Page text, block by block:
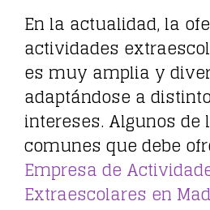
En la actualidad, la
actividades
es muy amplia y
adaptándose a
intereses. Algunos de
comunes que debe
Empresa de
Extraescolares en